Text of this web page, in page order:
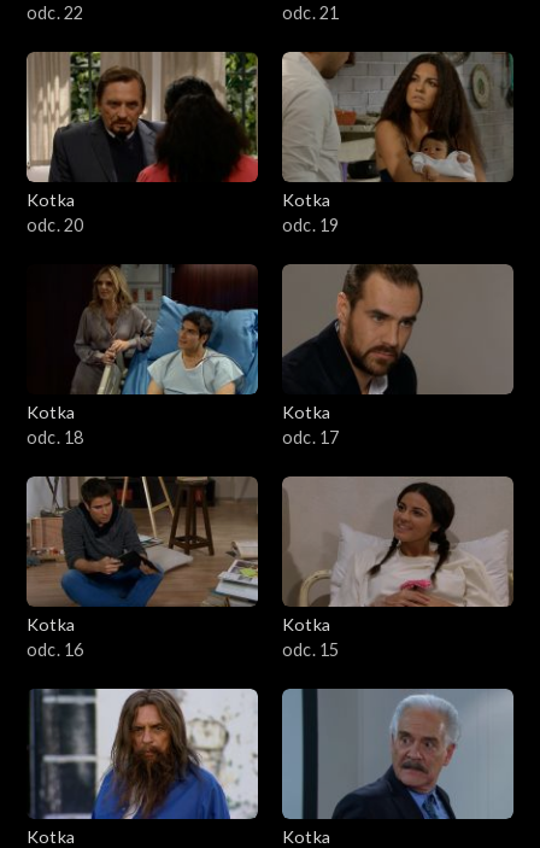
odc. 22
odc. 21
Kotka
odc. 20
Kotka
odc. 19
Kotka
odc. 18
Kotka
odc. 17
Kotka
odc. 16
Kotka
odc. 15
Kotka
Kotka